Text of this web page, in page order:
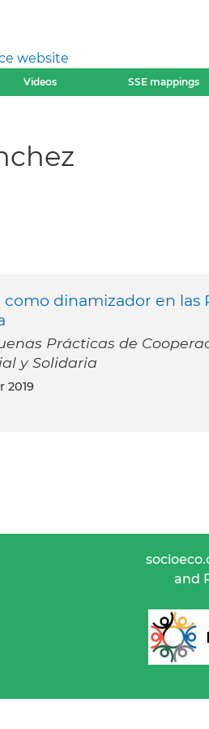
website
Videos SSE mappings
dinamizador en las
Prácticas de
y Solidaria
2019
and